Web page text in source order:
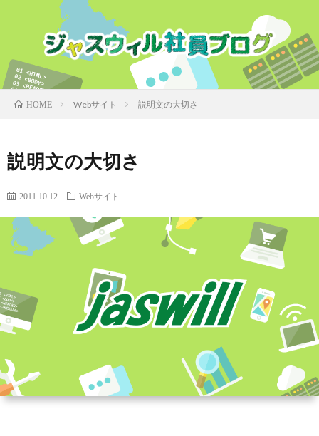
HOME Webサイト 説明文の大切さ
説明文の大切さ
2011.10.12 Webサイト